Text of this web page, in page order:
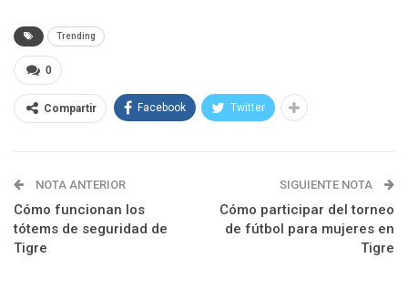
Trending
0
Compartir Facebook Twitter
NOTA ANTERIOR
Cómo funcionan los
tótems de seguridad de
Tigre
SIGUIENTE NOTA
Cómo participar del torneo
de fútbol para mujeres en
Tigre